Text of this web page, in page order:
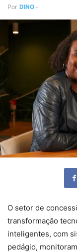
Por DINO -
O setor de
transformação
inteligentes, com
pedágio,